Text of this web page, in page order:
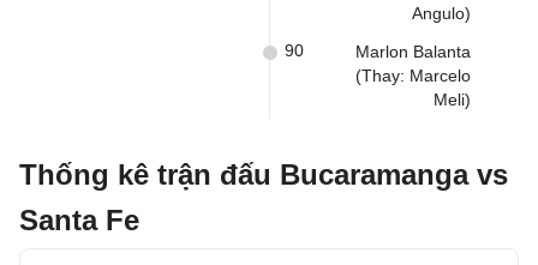
Angulo)
Marlon Balanta
(Thay: Marcelo
Meli)
90
Thống kê trận đấu Bucaramanga vs
Santa Fe